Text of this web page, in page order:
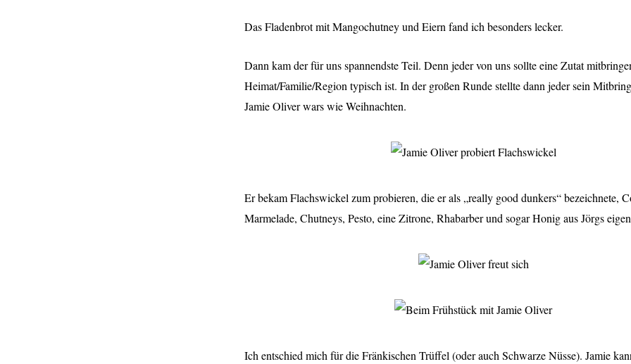
Das Fladenbrot mit Mangochutney und Eiern fand ich besonders lecker.
Dann kam der für uns spannendste Teil. Denn jeder von uns sollte eine Zutat
Heimat/Familie/Region typisch ist. In der großen Runde stellte dann jeder sein
Jamie Oliver wars wie Weihnachten.
Er bekam Flachswickel zum probieren, die er als „really good dunkers“ bezeichnete,
Marmelade, Chutneys, Pesto, eine Zitrone, Rhabarber und sogar Honig aus Jörgs
Ich entschied mich für die Fränkischen Trüffel (oder auch Schwarze Nüsse). Jamie